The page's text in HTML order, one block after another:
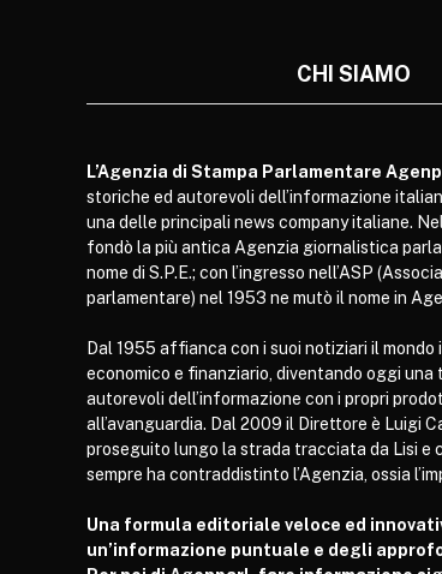
CHI SIAMO
L’Agenzia di Stampa Parlamentare
storiche ed autorevoli dell’informazione
una delle principali news company italiane.
fondò la più antica Agenzia giornalistica
nome di S.P.E.; con l’ingresso nell’ASP
parlamentare) nel 1953 ne mutò il nome in
Dal 1955 affianca con i suoi notiziari il
economico e finanziario, diventando oggi una
autorevoli dell’informazione con i propri
all’avanguardia. Dal 2009 il Direttore è Luigi
proseguito lungo la strada tracciata da Lisi e
sempre ha contraddistinto l’Agenzia, ossia
Una formula editoriale veloce ed
un’informazione puntuale e degli